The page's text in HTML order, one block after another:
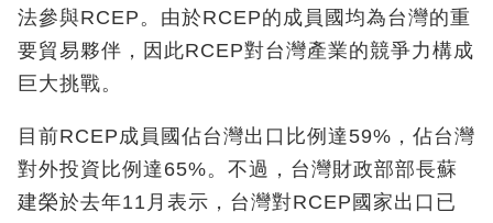
法參與RCEP。由於RCEP的成員國均為台灣的重
要貿易夥伴，因此RCEP對台灣產業的競爭力構成
巨大挑戰。
目前RCEP成員國佔台灣出口比例達59%，佔台灣
對外投資比例達65%。不過，台灣財政部部長蘇
建榮於去年11月表示，台灣對RCEP國家出口已